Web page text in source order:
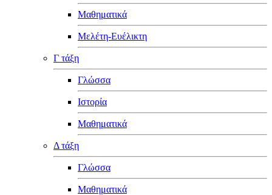
Μαθηματικά
Μελέτη-Ευέλικτη
Γ τάξη
Γλώσσα
Ιστορία
Μαθηματικά
Δ τάξη
Γλώσσα
Μαθηματικά